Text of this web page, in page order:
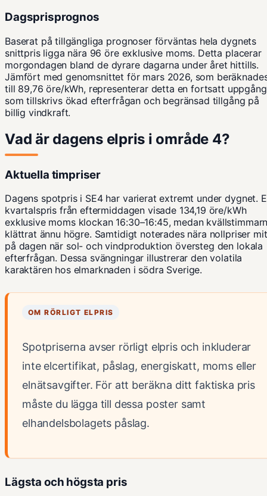
Dagsprisprognos
Baserat på tillgängliga prognoser förväntas hela dygnets
snittpris ligga nära 96 öre exklusive moms. Detta placerar
morgondagen bland de dyrare dagarna under året hittills.
Jämfört med genomsnittet för mars 2026, som
till 89,76 öre/kWh, representerar detta en fortsatt uppgång
som tillskrivs ökad efterfrågan och begränsad tillgång på
billig vindkraft.
Vad är dagens elpris i område 4?
Aktuella timpriser
Dagens spotpris i SE4 har varierat extremt under dygnet.
kvartalspris från eftermiddagen visade 134,19 öre/kWh
exklusive moms klockan 16:30–16:45, medan
klättrat ännu högre. Samtidigt noterades nära nollpriser
på dagen när sol- och vindproduktion översteg den lokala
efterfrågan. Dessa svängningar illustrerar den volatila
karaktären hos elmarknaden i södra Sverige.
OM RÖRLIGT ELPRIS
Spotpriserna avser rörligt elpris och inkluderar
inte elcertifikat, påslag, energiskatt, moms eller
elnätsavgifter. För att beräkna ditt faktiska pris
måste du lägga till dessa poster samt
elhandelsbolagets påslag.
Lägsta och högsta pris